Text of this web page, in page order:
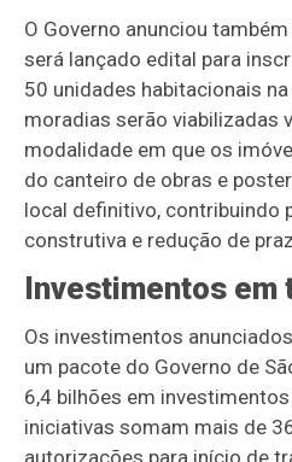
O Governo anunciou
será lançado edital para
50 unidades habitacionais
moradias serão viabilizadas
modalidade em que os
do canteiro de obras e
local definitivo, contribuindo
construtiva e redução de
Investimentos em
Os investimentos
um pacote do Governo de
6,4 bilhões em
iniciativas somam mais de
autorizações para início de